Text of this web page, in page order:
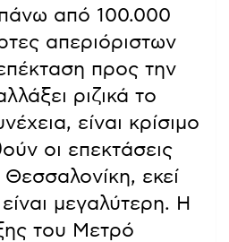
από 100.000
απεριόριστων
προς την
ριζικά το
είναι κρίσιμο
οι επεκτάσεις
εκεί
μεγαλύτερη. Η
του Μετρό